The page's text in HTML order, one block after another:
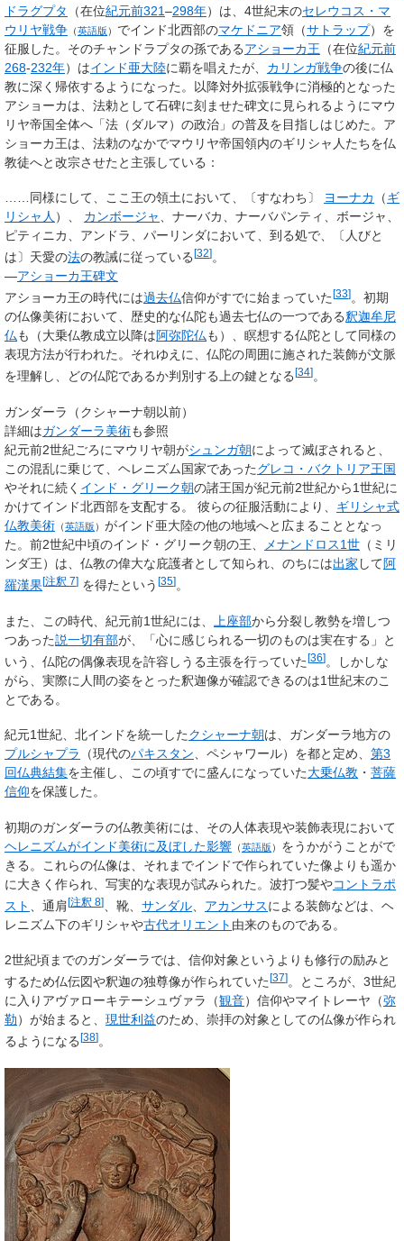
ドラグプタ
（在位紀元前321–298年）は、4世紀末のセレウコス・マ
ウリヤ戦争 （英語版 ） でインド北西部のマケドニア領（サトラップ）を
征服した。そのチャンドラプタの孫であるアショーカ王 （在位紀元前
268-232年）はインド亜大陸に覇を唱えたが、 カリンガ戦争の後に仏
教に深く帰依するようになった。以降対外拡張戦争に消極的となった
アショーカは、法勅として石碑に刻ませた碑文に見られるようにマウ
リヤ帝国全体へ「法（ダルマ）の政治」の普及を目指しはじめた。ア
ショーカ王は、法勅のなかでマウリヤ帝国領内のギリシャ人たちを仏
教徒へと改宗させたと主張している：
……同様にして、ここ王の領土において、〔すなわち〕 ヨーナカ （ギ
リシャ人 ）、 カンボージャ、ナーバカ、ナーバパンティ、ボージャ、
ピティニカ、アンドラ、パーリンダにおいて、到る処で、〔人びと
は〕天愛の法の教誡に従っている [32]。
—アショーカ王碑文
アショーカ王の時代には過去仏信仰がすでに始まっていた [33]。初期
の仏像美術において、歴史的な仏陀も過去七仏の一つである釈迦牟尼
仏も（大乗仏教成立以降は阿弥陀仏も）、瞑想する仏陀として同様の
表現方法が行われた。それゆえに、仏陀の周囲に施された装飾が文脈
を理解し、どの仏陀であるか判別する上の鍵となる [34]。
ガンダーラ（クシャーナ朝以前）
詳細はガンダーラ美術も参照
紀元前2世紀ごろにマウリヤ朝がシュンガ朝によって滅ぼされると、
この混乱に乗じて、ヘレニズム国家であったグレコ・バクトリア王国
やそれに続く インド・グリーク朝の諸王国が紀元前2世紀から1世紀に
かけてインド北西部を支配する。 彼らの征服活動により、 ギリシャ式
仏教美術 （英語版 ） がインド亜大陸の他の地域へと広まることとなっ
た。前2世紀中頃のインド・グリーク朝の王、
メナンドロス1世 （ミリ
ンダ王）は、仏教の偉大な庇護者として知られ、のちには出家 して阿
羅漢果[注釈 7] を得たという [35]。
また、この時代、紀元前1世紀には、 上座部から分裂し教勢を増しつ
つあった説一切有部が、「心に感じられる一切のものは実在する」と
いう、仏陀の偶像表現を許容しうる主張を行っていた[36]。しかしな
がら、実際に人間の姿をとった釈迦像が確認できるのは1世紀末のこ
とである。
紀元1世紀、北インドを統一したクシャーナ朝は、ガンダーラ地方の
プルシャプラ
（現代のパキスタン、ペシャワール）を都と定め、 第3
回仏典結集を主催し、この頃すでに盛んになっていた大乗仏教 ・ 菩薩
信仰を保護した。
初期のガンダーラの仏教美術には、その人体表現や装飾表現において
ヘレニズムがインド美術に及ぼした影響 （英語版 ） をうかがうことがで
きる。これらの仏像は、それまでインドで作られていた像よりも遥か
に大きく作られ、写実的な表現が試みられた。波打つ髪やコントラポ
スト
、通肩[注釈 8] 、靴、 サンダル アカンサスによる装飾などは、ヘ
レニズム下のギリシャや古代オリエント 由来のものである。
2世紀頃までのガンダーラでは、信仰対象というよりも修行の励みと
するため仏伝図や釈迦の独尊像が作られていた [37]。ところが、3世紀
に入りアヴァローキテーシュヴァラ（観音）信仰やマイトレーヤ（弥
勒）が始まると、 現世利益のため、崇拝の対象としての仏像が作られ
るようになる [38]。